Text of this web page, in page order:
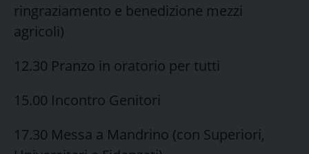
ringraziamento e benedizione mezzi
agricoli)
12.30 Pranzo in oratorio per tutti
15.00 Incontro Genitori
17.30 Messa a Mandrino (con Superiori,